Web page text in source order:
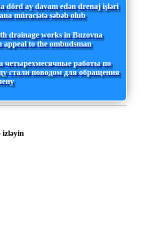
dörd ay davam edən drenaj işləri
müraciətə səbəb olub
drainage works in Buzovna
appeal to the ombudsman
четырехмесячные работы по
стали поводом для обращения
izləyin